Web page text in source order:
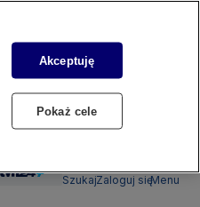
SzukajZaloguj sięMenu
Akceptuję
Pokaż cele